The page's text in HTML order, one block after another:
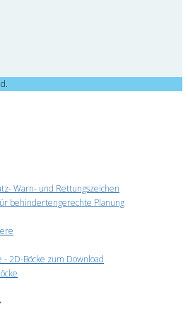
Warn- und Rettungszeichen
behindertengerechte Planung
- 2D-Böcke zum Download